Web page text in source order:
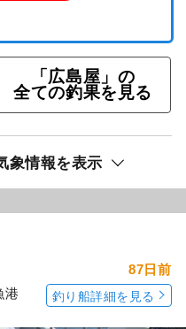
「広島屋」の
全ての釣果を見る
象情報を表示
港
87日前
釣り船詳細を見る